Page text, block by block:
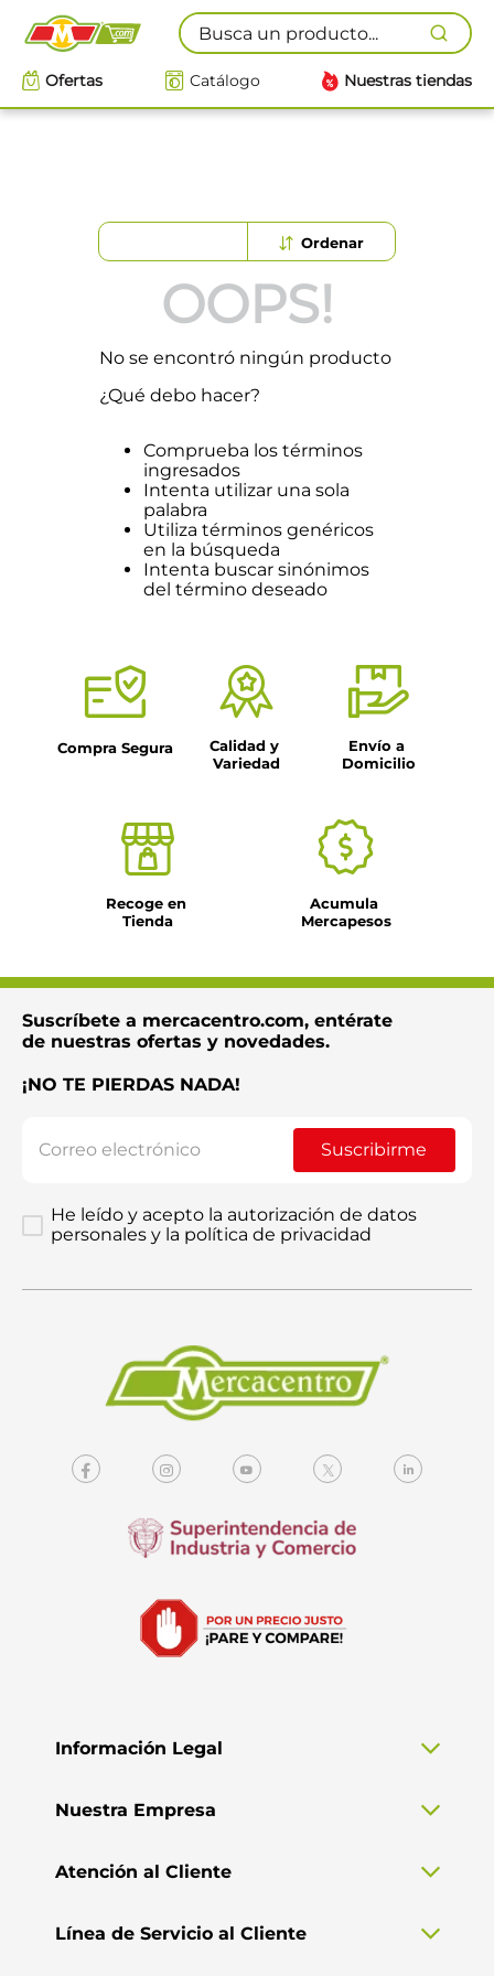
Busca un producto...
Ofertas Catálogo Nuestras tiendas
OOPS!
No se encontró ningún producto
¿Qué debo hacer?
Comprueba los términos
ingresados
Intenta utilizar una sola
palabra
Utiliza términos genéricos
en la búsqueda
Intenta buscar sinónimos
del término deseado
Compra Segura
Calidad y
Variedad
Envío a
Domicilio
Recoge en
Tienda
Acumula
Mercapesos
Suscríbete a mercacentro.com, entérate
de nuestras ofertas y novedades.
¡NO TE PIERDAS NADA!
Suscribirme
He leído y acepto la autorización de datos
personales y la política de privacidad
Información Legal
Nuestra Empresa
Atención al Cliente
Línea de Servicio al Cliente